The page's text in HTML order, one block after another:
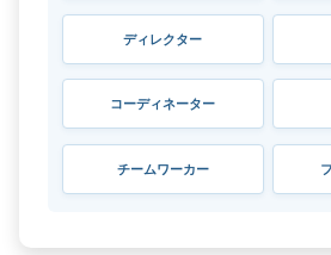
ディレクター
コーディネーター
チームワーカー